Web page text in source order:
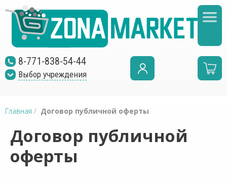
8-771-838-54-44
Выбор учреждения
Главная / Договор публичной оферты
Договор публичной
оферты